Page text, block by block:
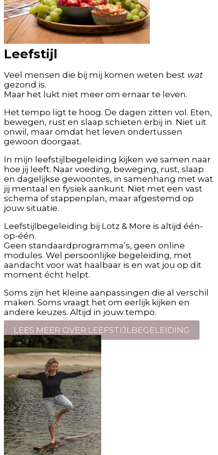
Leefstijl
Veel mensen die bij mij komen weten best wat
gezond is.
Maar het lukt niet meer om ernaar te leven.
Het tempo ligt te hoog. De dagen zitten vol. Eten,
bewegen, rust en slaap schieten erbij in. Niet uit
onwil, maar omdat het leven ondertussen
gewoon doorgaat.
In mijn leefstijlbegeleiding kijken we samen naar
hoe jij leeft. Naar voeding, beweging, rust, slaap
en dagelijkse gewoontes, in samenhang met wat
jij mentaal en fysiek aankunt. Niet met een vast
schema of stappenplan, maar afgestemd op
jouw situatie.
Leefstijlbegeleiding bij Lotz & More is altijd één-
op-één.
Geen standaardprogramma’s, geen online
modules. Wel persoonlijke begeleiding, met
aandacht voor wat haalbaar is en wat jou op dit
moment écht helpt.
Soms zijn het kleine aanpassingen die al verschil
maken. Soms vraagt het om eerlijk kijken en
andere keuzes. Altijd in jouw tempo.
LEES MEER OVER LEEFSTIJLBEGELEIDING